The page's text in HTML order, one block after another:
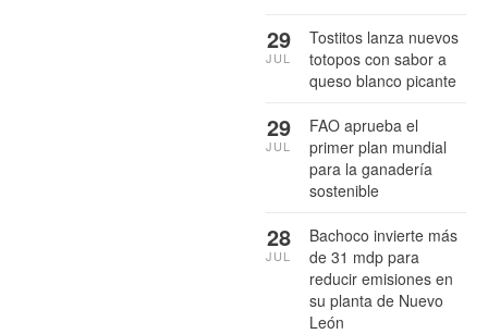
Tostitos lanza nuevos
totopos con sabor a
queso blanco picante
29
JUL
FAO aprueba el
primer plan mundial
para la ganadería
sostenible
29
JUL
Bachoco invierte más
de 31 mdp para
reducir emisiones en
su planta de Nuevo
León
28
JUL